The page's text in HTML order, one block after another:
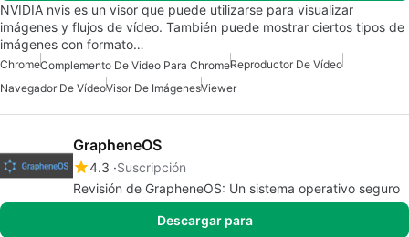
NVIDIA nvis es un visor que puede utilizarse para visualizar
imágenes y flujos de vídeo. También puede mostrar ciertos tipos de
imágenes con formato…
ChromeComplemento De Video Para ChromeReproductor De Vídeo
Navegador De VídeoVisor De ImágenesViewer
GrapheneOS
4.3 Suscripción
Revisión de GrapheneOS: Un sistema operativo seguro
Descargar para